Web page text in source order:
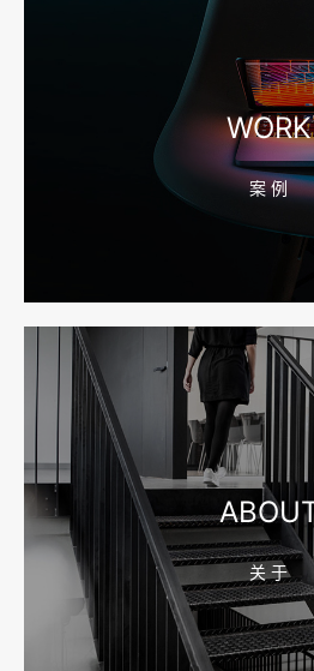
宁波高端网站建设公司推荐，移动
宁波网站建设报价怎么看？合同、
2026-08-04 17:55:09
宁波制造业网站建设公司怎么选？
2026-08-02 17:58:44
工厂短视频拍摄后，怎样放进官网
WORK
案 例
关 于